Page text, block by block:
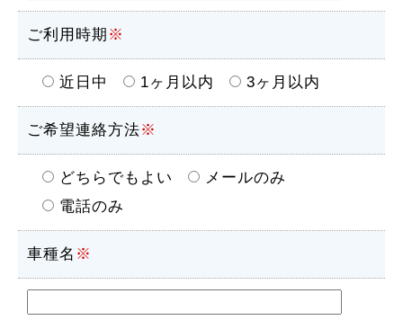
ご利用時期 ※
近日中 1ヶ月以内 3ヶ月以内
ご希望連絡方法※
どちらでもよい
メールのみ
電話のみ
車種名 ※